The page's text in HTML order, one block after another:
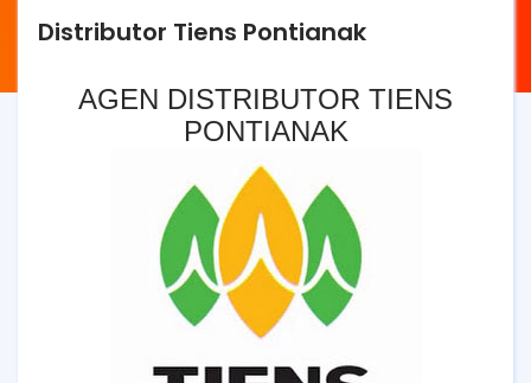
Distributor Tiens Pontianak
AGEN DISTRIBUTOR TIENS
PONTIANAK